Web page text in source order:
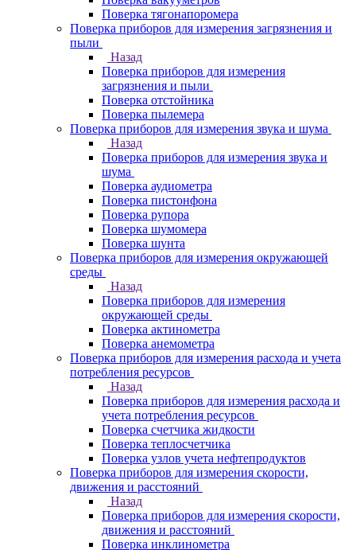
Поверка тягонапоромера
Поверка приборов для измерения загрязнения и
пыли
Назад
Поверка приборов для измерения
загрязнения и пыли
Поверка отстойника
Поверка пылемера
Поверка приборов для измерения звука и шума
Назад
Поверка приборов для измерения звука и
шума
Поверка аудиометра
Поверка пистонфона
Поверка рупора
Поверка шумомера
Поверка шунта
Поверка приборов для измерения окружающей
среды
Назад
Поверка приборов для измерения
окружающей среды
Поверка актинометра
Поверка анемометра
Поверка приборов для измерения расхода и учета
потребления ресурсов
Назад
Поверка приборов для измерения расхода и
учета потребления ресурсов
Поверка счетчика жидкости
Поверка теплосчетчика
Поверка узлов учета нефтепродуктов
Поверка приборов для измерения скорости,
движения и расстояний
Назад
Поверка приборов для измерения скорости,
движения и расстояний
Поверка инклинометра